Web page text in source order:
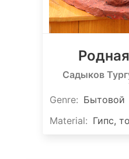
Садыков
Genre: Бытовой
Material: Гипс,